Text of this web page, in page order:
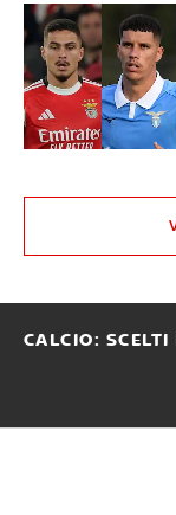
CALCIO: SCELTI